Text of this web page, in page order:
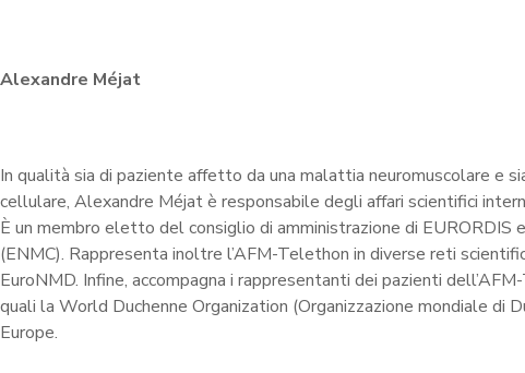
Alexandre Méjat
In qualità sia di paziente affetto da una malattia neuromuscolare e
cellulare, Alexandre Méjat è responsabile degli affari scientifici
È un membro eletto del consiglio di amministrazione di
(ENMC). Rappresenta inoltre l’AFM-Telethon in diverse reti
EuroNMD. Infine, accompagna i rappresentanti dei pazienti
quali la World Duchenne Organization (Organizzazione mondiale di
Europe.